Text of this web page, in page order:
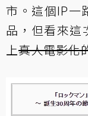
市。這個IP一
品，但看來這
上真人電影化